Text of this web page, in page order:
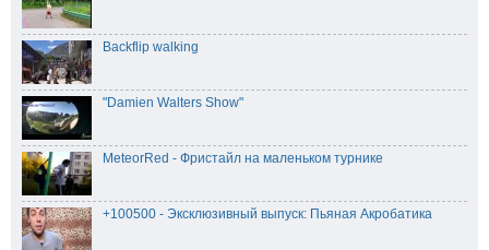
Backflip walking
"Damien Walters Show"
MeteorRed - Фристайл на маленьком турнике
+100500 - Эксклюзивный выпуск: Пьяная Акробатика